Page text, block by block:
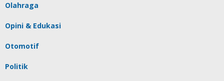
Olahraga
Opini & Edukasi
Otomotif
Politik